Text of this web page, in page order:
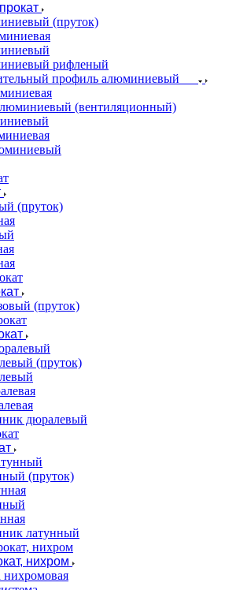
(пруток)
рифленый
профиль алюминиевый
(вентиляционный)
(пруток)
(пруток)
(пруток)
дюралевый
(пруток)
латунный
нихром
нихромовая